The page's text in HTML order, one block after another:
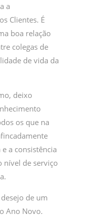
a
Clientes. É
boa relação
colegas de
de vida da
deixo
os que na
a consistência
nível de serviço
de um
Ano Novo.